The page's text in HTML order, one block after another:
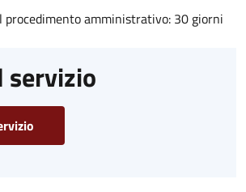
procedimento amministrativo: 30 giorni
servizio